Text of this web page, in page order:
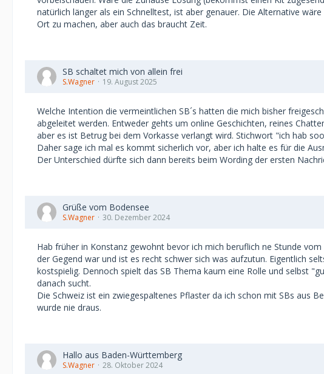
natürlich länger als ein Schnelltest, ist aber genauer. Die Alternative
Ort zu machen, aber auch das braucht Zeit.
SB schaltet mich von allein frei
S.Wagner 19. August 2025
Welche Intention die vermeintlichen SB´s hatten die mich bisher
abgeleitet werden. Entweder gehts um online Geschichten, reines
aber es ist Betrug bei dem Vorkasse verlangt wird. Stichwort "ich hab
Daher sage ich mal es kommt sicherlich vor, aber ich halte es für die
Der Unterschied dürfte sich dann bereits beim Wording der ersten
Grüße vom Bodensee
S.Wagner 30. Dezember 2024
Hab früher in Konstanz gewohnt bevor ich mich beruflich ne Stunde
der Gegend war und ist es recht schwer sich was aufzutun. Eigentlich
kostspielig. Dennoch spielt das SB Thema kaum eine Rolle und selbst
danach sucht.
Die Schweiz ist ein zwiegespaltenes Pflaster da ich schon mit SBs aus
wurde nie draus.
Hallo aus Baden-Württemberg
S.Wagner 28. Oktober 2024